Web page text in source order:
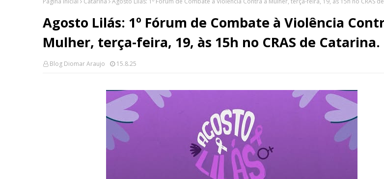
Agosto Lilás: 1º Fórum de Combate à Violência
Mulher, terça-feira, 19, às 15h no CRAS de Catarina.
Blog Diomar Araujo 15.8.25